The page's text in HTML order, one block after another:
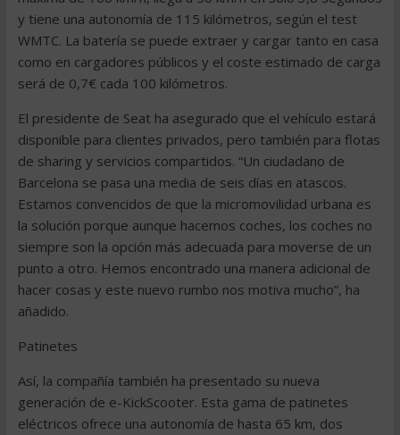
y tiene una autonomía de 115 kilómetros, según el test
WMTC. La batería se puede extraer y cargar tanto en casa
como en cargadores públicos y el coste estimado de carga
será de 0,7€ cada 100 kilómetros.
El presidente de Seat ha asegurado que el vehículo estará
disponible para clientes privados, pero también para flotas
de sharing y servicios compartidos. “Un ciudadano de
Barcelona se pasa una media de seis días en atascos.
Estamos convencidos de que la micromovilidad urbana es
la solución porque aunque hacemos coches, los coches no
siempre son la opción más adecuada para moverse de un
punto a otro. Hemos encontrado una manera adicional de
hacer cosas y este nuevo rumbo nos motiva mucho”, ha
añadido.
Patinetes
Así, la compañía también ha presentado su nueva
generación de e-KickScooter. Esta gama de patinetes
eléctricos ofrece una autonomía de hasta 65 km, dos